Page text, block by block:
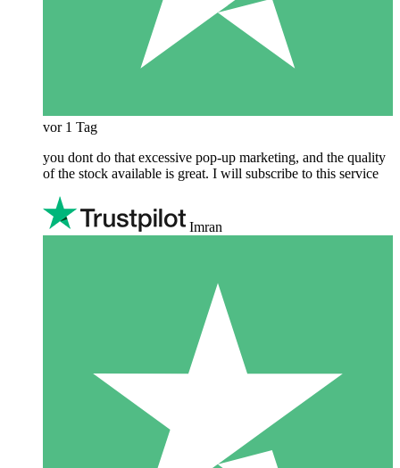
vor 1 Tag
you dont do that excessive pop-up marketing, and the quality
of the stock available is great. I will subscribe to this service
Imran